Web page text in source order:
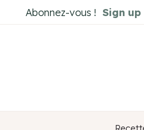
au
Abonnez-vous ! Sign up